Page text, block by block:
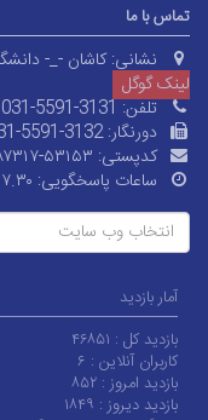
تماس با ما
نشانی: کاشان -_-
لینک گوگل
تلفن:031-5591-3131
دورنگار:5591-3132
کدپستی: ۸۷۳۱۷-
ساعات پاسخگویی: ۷.۳۰ الی ۱۵.۳۰
انتخاب وب سایت
آمار بازدید
بازدید کل : ۴۶۸۵۱
کاربران آنلاین : ۶
بازدید امروز : ۸۵۲
بازدید دیروز : ۱۸۴۹